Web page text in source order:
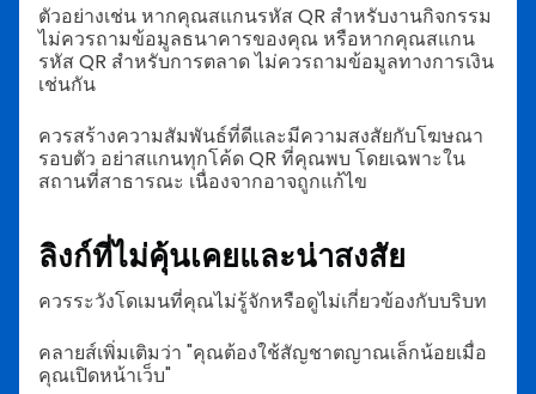
ตัวอย่างเช่น หากคุณสแกนรหัส QR สำหรับงานกิจกรรม
ไม่ควรถามข้อมูลธนาคารของคุณ หรือหากคุณสแกน
รหัส QR สำหรับการตลาด ไม่ควรถามข้อมูลทางการเงิน
เช่นกัน
ควรสร้างความสัมพันธ์ที่ดีและมีความสงสัยกับโฆษณา
รอบตัว อย่าสแกนทุกโค้ด QR ที่คุณพบ โดยเฉพาะใน
สถานที่สาธารณะ เนื่องจากอาจถูกแก้ไข
ลิงก์ที่ไม่คุ้นเคยและน่าสงสัย
ควรระวังโดเมนที่คุณไม่รู้จักหรือดูไม่เกี่ยวข้องกับบริบท
คลายส์เพิ่มเติมว่า "คุณต้องใช้สัญชาตญาณเล็กน้อยเมื่อ
คุณเปิดหน้าเว็บ"